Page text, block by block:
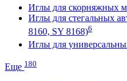
Иглы для скорняжных
Иглы для стегальных
8160, SY 8168)6
Иглы для
Еще 180